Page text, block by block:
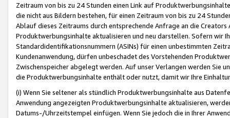
Zeitraum von bis zu 24 Stunden einen Link auf
die nicht aus Bildern bestehen, für einen Zeitraum von bis zu 24
Ablauf dieses Zeitraums durch entsprechende Anfrage an die
Produktwerbungsinhalte aktualisieren und neu darstellen. Sofern wir
Standardidentifikationsnummern (ASINs) für einen unbestimmten
Kundenanwendung, dürfen unbeschadet des Vorstehenden
Zwischenspeicher abgelegt werden. Auf unser Verlangen werden Sie
die Produktwerbungsinhalte enthält oder nutzt, damit wir Ihre
(i) Wenn Sie seltener als stündlich Produktwerbungsinhalte aus
Anwendung angezeigten Produktwerbungsinhalte aktualisieren,
Datums-/Uhrzeitstempel einfügen. Wenn Sie jedoch die in Ihrer